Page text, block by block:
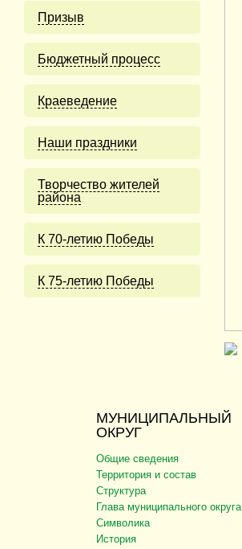
Призыв
Бюджетный процесс
Краеведение
Наши праздники
Творчество жителей
района
К 70-летию Победы
К 75-летию Победы
МУНИЦИПАЛЬНЫЙ
ОКРУГ
Общие сведения
Территория и состав
Структура
Глава муниципального округа
Символика
История